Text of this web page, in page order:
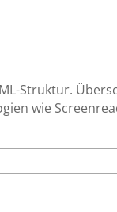
Struktur.
wie